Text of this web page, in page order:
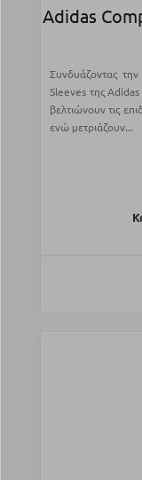
Adidas
Συνδυάζοντας
Sleeves της Adidas
βελτιώνουν τις
ενώ μετριάζουν...